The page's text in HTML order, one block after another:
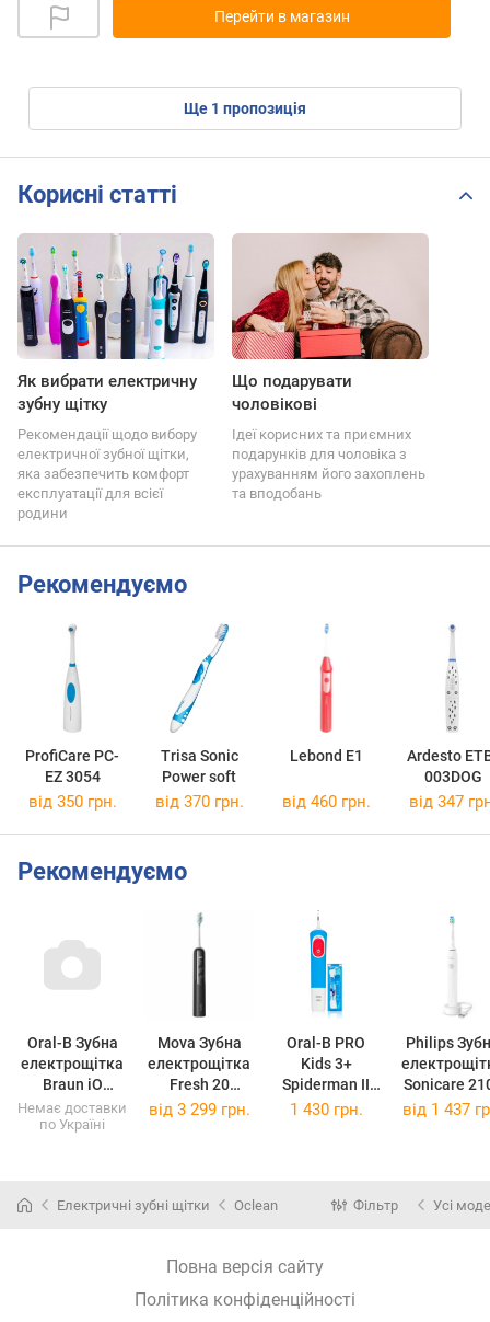
Перейти в магазин
ще 1 пропозиція
Корисні статті
Як вибрати електричну
зубну щітку
Рекомендації щодо вибору
електричної зубної щітки,
яка забезпечить комфорт
експлуатації для всієї
родини
Що подарувати
чоловікові
Ідеї корисних та приємних
подарунків для чоловіка з
урахуванням його захоплень
та вподобань
Рекомендуємо
ProfiCare PC-
EZ 3054
Trisa Sonic
Power soft
Lebond E1
Ardesto
003DOG
від 350 грн. від 370 грн. від 460 грн. від 347
Рекомендуємо
Oral-B Зубна
електрощітка
Braun iO
Ultimate
iOM10.1B4.AD
Mova Зубна
електрощітка
Fresh 20
Sensus Black
Oral-B PRO
Kids 3+
Spiderman II
для дітей 1 кс
Philips
Sonicare
HX4021/
Немає доставки
по Україні
від 3 299 грн. 1 430 грн. від 1 437
Електричні зубні щітки Oclean Фільтр Усі
Повна версія сайту
Політика конфіденційності